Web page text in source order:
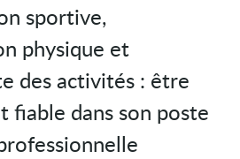
sportive,
physique et
des activités : être
fiable dans son poste